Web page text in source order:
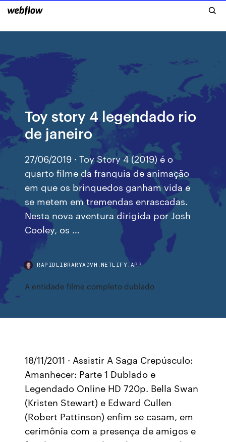
Toy story 4 legendado rio
de janeiro
27/06/2019 · Toy Story 4 (2019) é o
quarto filme da franquia de animação
em que os brinquedos ganham vida e
se metem em tremendas enrascadas.
Nesta nova aventura dirigida por Josh
Cooley, os …
RAPIDLIBRARYADVH.NETLIFY.APP
A entidade filme completo dublado
18/11/2011 · Assistir A Saga Crepúsculo:
Amanhecer: Parte 1 Dublado e
Legendado Online HD 720p. Bella Swan
(Kristen Stewart) e Edward Cullen
(Robert Pattinson) enfim se casam, em
cerimônia com a presença de amigos e